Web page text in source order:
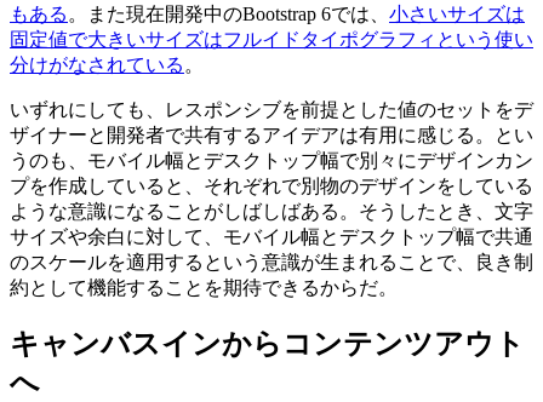
もある 。また現在開発中のBootstrap 6では、 小さいサイズは
固定値で大きいサイズはフルイドタイポグラフィという使い
分けがなされている 。
いずれにしても、レスポンシブを前提とした値のセットをデ
ザイナーと開発者で共有するアイデアは有用に感じる。とい
うのも、モバイル幅とデスクトップ幅で別々にデザインカン
プを作成していると、それぞれで別物のデザインをしている
ような意識になることがしばしばある。そうしたとき、文字
サイズや余白に対して、モバイル幅とデスクトップ幅で共通
のスケールを適用するという意識が生まれることで、良き制
約として機能することを期待できるからだ。
キャンバスインからコンテンツアウト
へ